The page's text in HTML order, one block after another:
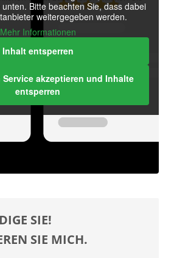
Bitte beachten Sie, dass dabei
weitergegeben werden.
Mehr Informationen
Inhalt entsperren
akzeptieren und Inhalte
entsperren
SIE!
SIE MICH.